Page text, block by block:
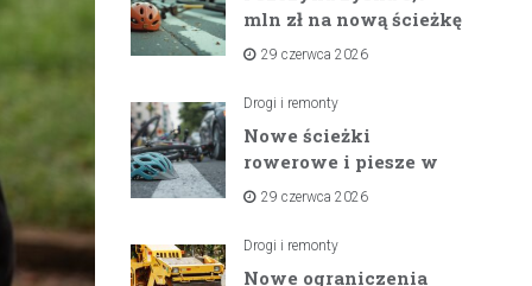
mln zł na nową ścieżkę
rowerową między
29 czerwca 2026
Drogi i remonty
Nowe ścieżki
rowerowe i piesze w
gminach Suszec i
unijnemu wsparciu
29 czerwca 2026
Drogi i remonty
Nowe ograniczenia